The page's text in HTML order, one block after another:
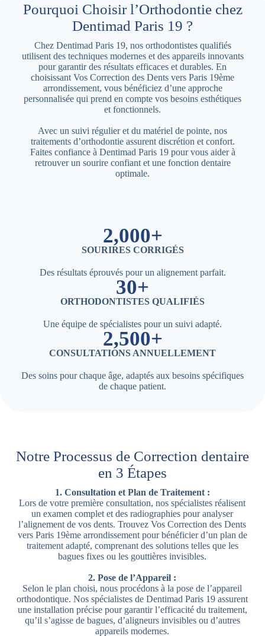
Pourquoi Choisir l’Orthodontie chez
Dentimad Paris 19 ?
Chez Dentimad Paris 19, nos orthodontistes qualifiés
utilisent des techniques modernes et des appareils innovants
pour garantir des résultats efficaces et durables. En
choisissant Vos Correction des Dents vers Paris 19ème
arrondissement, vous bénéficiez d’une approche
personnalisée qui prend en compte vos besoins esthétiques
et fonctionnels.
Avec un suivi régulier et du matériel de pointe, nos
traitements d’orthodontie assurent discrétion et confort.
Faites confiance à Dentimad Paris 19 pour vous aider à
retrouver un sourire confiant et une fonction dentaire
optimale.
2,000+
SOURIRES CORRIGÉS
Des résultats éprouvés pour un alignement parfait.
30+
ORTHODONTISTES QUALIFIÉS
Une équipe de spécialistes pour un suivi adapté.
2,500+
CONSULTATIONS ANNUELLEMENT
Des soins pour chaque âge, adaptés aux besoins spécifiques
de chaque patient.
Notre Processus de Correction dentaire
en 3 Étapes
1. Consultation et Plan de Traitement :
Lors de votre première consultation, nos spécialistes réalisent
un examen complet et des radiographies pour analyser
l’alignement de vos dents. Trouvez Vos Correction des Dents
vers Paris 19ème arrondissement pour bénéficier d’un plan de
traitement adapté, comprenant des solutions telles que les
bagues fixes ou les gouttières invisibles.
2. Pose de l’Appareil :
Selon le plan choisi, nous procédons à la pose de l’appareil
orthodontique. Nos spécialistes de Dentimad Paris 19 assurent
une installation précise pour garantir l’efficacité du traitement,
qu’il s’agisse de bagues, d’aligneurs invisibles ou d’autres
appareils modernes.